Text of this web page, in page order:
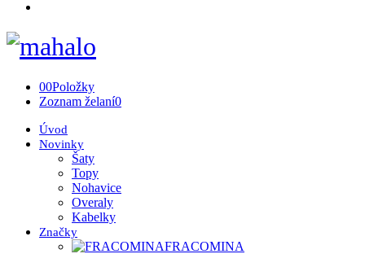
00Položky
Zoznam želaní0
Úvod
Novinky
Šaty
Topy
Nohavice
Overaly
Kabelky
Značky
FRACOMINA